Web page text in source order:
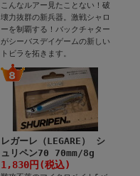
こんなルアー見たことない！破
壊力抜群の新兵器。激戦シャロ
ーを制覇する！バックチャター
がシーバスデイゲームの新しい
トビラを拓きます。
レガーレ（LEGARE） シ
ュリペン70 70mm/8g
1,830円(税込)